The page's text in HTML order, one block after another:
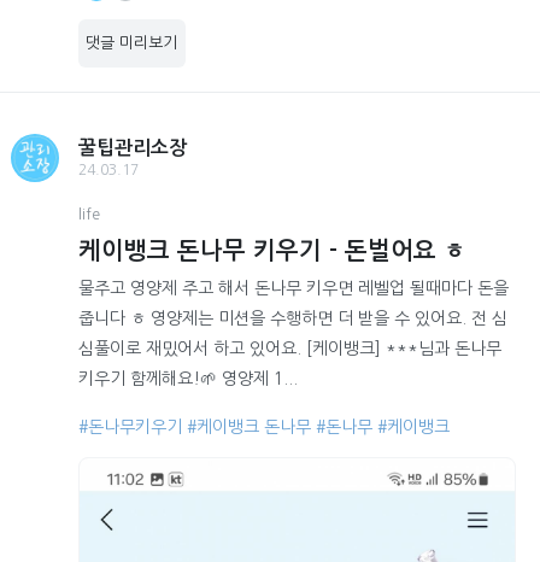
댓글 미리보기
꿀팁관리소장
24.03.17
life
케이뱅크 돈나무 키우기 - 돈벌어요 ㅎ
물주고 영양제 주고 해서 돈나무 키우면 레벨업 될때마다 돈을
줍니다 ㅎ 영양제는 미션을 수행하면 더 받을 수 있어요. 전 심
심풀이로 재밌어서 하고 있어요. [케이뱅크] ***님과 돈나무
키우기 함께해요!🌱 영양제 1...
#돈나무키우기 #케이뱅크 돈나무 #돈나무 #케이뱅크